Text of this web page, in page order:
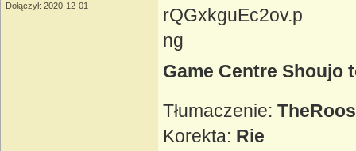
Dołączył: 2020-12-01
Game Centre Shoujo
Tłumaczenie:
Korekta: Rie